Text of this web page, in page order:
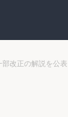
改正の解説を公表